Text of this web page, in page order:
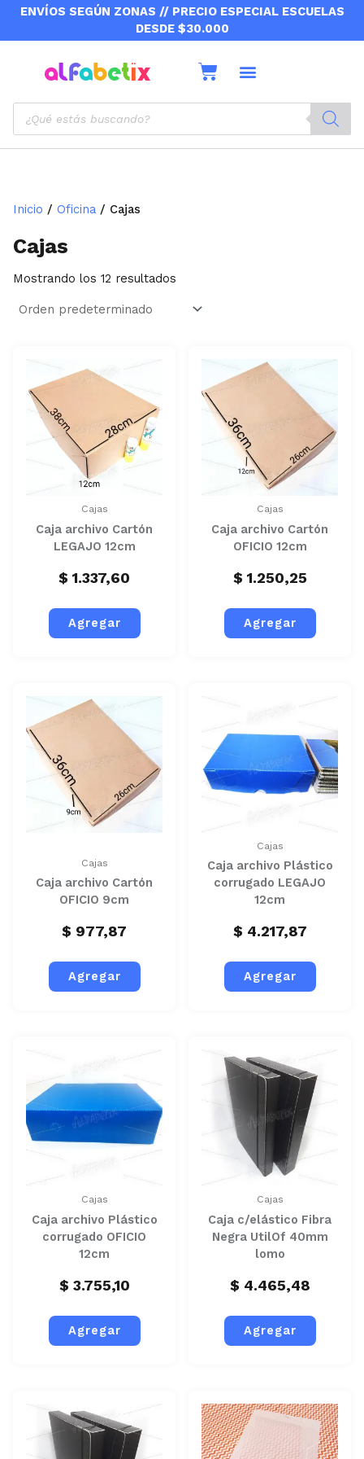
contenido
ENVÍOS SEGÚN ZONAS // PRECIO ESPECIAL ESCUELAS
DESDE $30.000
Cart
Products
search
Inicio / Oficina / Cajas
Cajas
Mostrando los 12 resultados
Cajas
Caja archivo Cartón
LEGAJO 12cm
$ 1.337,60
Agregar
Cajas
Caja archivo Cartón
OFICIO 12cm
$ 1.250,25
Agregar
Cajas
Caja archivo Cartón
OFICIO 9cm
$ 977,87
Agregar
Cajas
Caja archivo Plástico
corrugado LEGAJO
12cm
$ 4.217,87
Agregar
Cajas
Caja archivo Plástico
corrugado OFICIO
12cm
$ 3.755,10
Agregar
Cajas
Caja c/elástico Fibra
Negra UtilOf 40mm
lomo
$ 4.465,48
Agregar